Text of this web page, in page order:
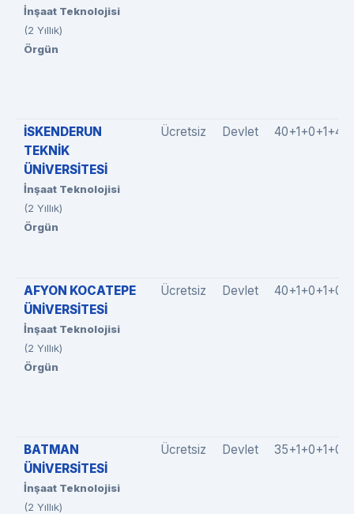
İnşaat Teknolojisi
(2 Yıllık)
Örgün
İSKENDERUN
TEKNİK
ÜNİVERSİTESİ
İnşaat Teknolojisi
(2 Yıllık)
Örgün
Ücretsiz Devlet 40+1+0+1+4
AFYON KOCATEPE
ÜNİVERSİTESİ
İnşaat Teknolojisi
(2 Yıllık)
Örgün
Ücretsiz Devlet 40+1+0+1+0
BATMAN
ÜNİVERSİTESİ
İnşaat Teknolojisi
(2 Yıllık)
Ücretsiz Devlet 35+1+0+1+0